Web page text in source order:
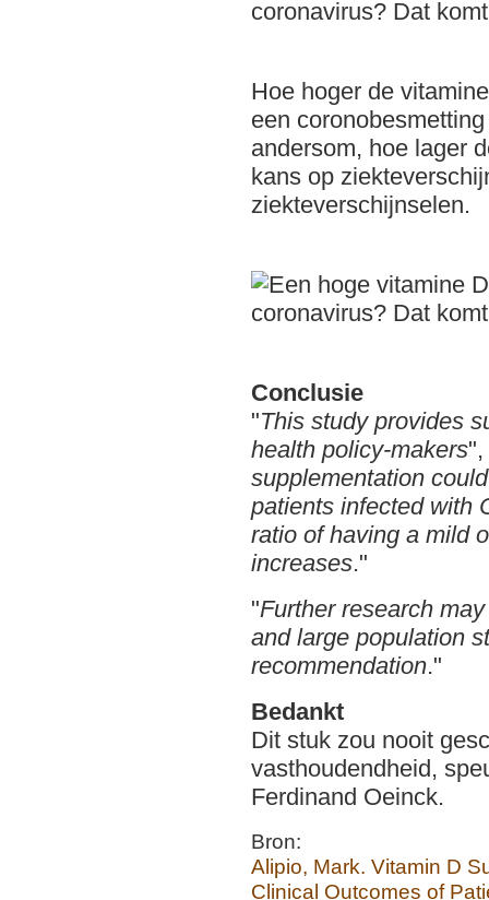
Hoe hoger de
een
andersom, hoe lager
kans op
ziekteverschijnselen.
Conclusie
"This study provides
health policy-makers",
supplementation
patients infected with
ratio of having a mild
increases."
"Further research
and large population
recommendation."
Bedankt
Dit stuk zou nooit
vasthoudendheid,
Ferdinand Oeinck.
Bron:
Alipio, Mark. Vitamin D
Clinical Outcomes of